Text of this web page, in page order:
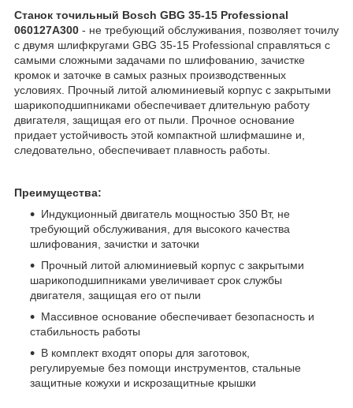
Станок точильный Bosch GBG 35-15 Professional
060127A300 - не требующий обслуживания, позволяет точилу
с двумя шлифкругами GBG 35-15 Professional справляться с
самыми сложными задачами по шлифованию, зачистке
кромок и заточке в самых разных производственных
условиях. Прочный литой алюминиевый корпус с закрытыми
шарикоподшипниками обеспечивает длительную работу
двигателя, защищая его от пыли. Прочное основание
придает устойчивость этой компактной шлифмашине и,
следовательно, обеспечивает плавность работы.
Преимущества:
Индукционный двигатель мощностью 350 Вт, не
требующий обслуживания, для высокого качества
шлифования, зачистки и заточки
Прочный литой алюминиевый корпус с закрытыми
шарикоподшипниками увеличивает срок службы
двигателя, защищая его от пыли
Массивное основание обеспечивает безопасность и
стабильность работы
В комплект входят опоры для заготовок,
регулируемые без помощи инструментов, стальные
защитные кожухи и искрозащитные крышки